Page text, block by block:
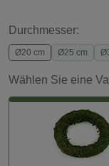
Durchmesser:
Ø20 cm Ø25 cm
Wählen Sie eine